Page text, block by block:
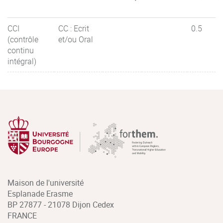
CCI
(contrôle
continu
intégral)
CC : Ecrit
et/ou Oral
0.5
Maison de l'université
Esplanade Erasme
BP 27877 - 21078 Dijon Cedex
FRANCE